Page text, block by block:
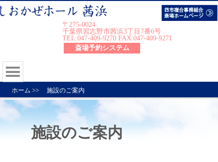
〒275-0024
千葉県習志野市茜浜3丁目7番6号
TEL:047-409-9270 FAX:047-409-9271
斎場予約システム
ホーム >> 施設のご案内
施設のご案内